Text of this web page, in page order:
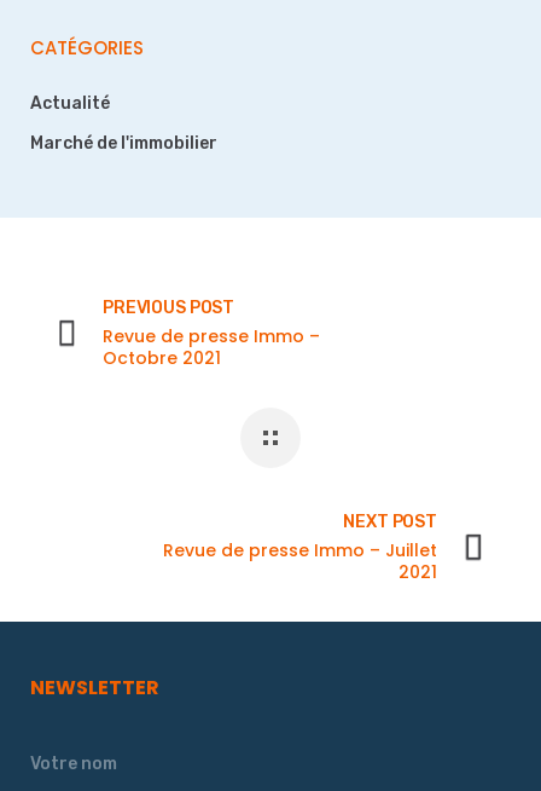
CATÉGORIES
Actualité
Marché de l'immobilier
PREVIOUS POST
Revue de presse Immo –
Octobre 2021
NEXT POST
Revue de presse Immo – Juillet
2021
NEWSLETTER
Votre nom